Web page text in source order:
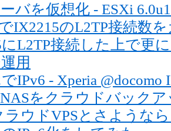
バを仮想化 - ESXi 6.0u1
IX2215のL2TP接続数
L2TP接続した上で更
用
IPv6 - Xperia
をクラウドバックア
ラウドVPSとさような